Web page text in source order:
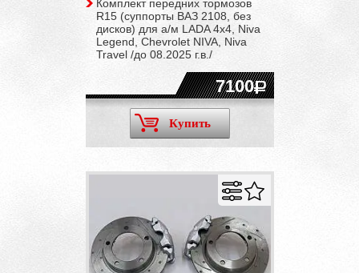
Комплект передних тормозов
R15 (суппорты ВАЗ 2108, без
дисков) для а/м LADA 4x4, Niva
Legend, Chevrolet NIVA, Niva
Travel /до 08.2025 г.в./
7100
Купить